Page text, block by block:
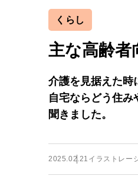
くらし
主な高齢者
介護を見据えた時
自宅ならどう住み
聞きました。
2025.02.21 イラストレー